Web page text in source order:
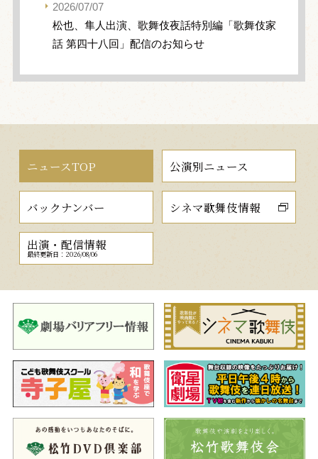
2026/07/07
松也、隼人出演、歌舞伎夜話特別編「歌舞伎家
話 第四十八回」配信のお知らせ
ニュースTOP 公演別ニュース
バックナンバー シネマ歌舞伎情報
出演・配信情報
最終更新日：2026/08/06